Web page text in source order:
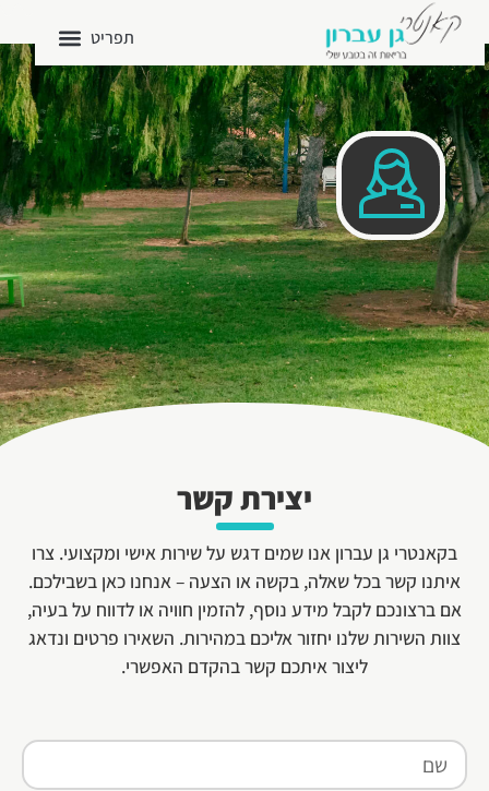
יצירת קשר
בקאנטרי גן עברון אנו שמים דגש על שירות אישי ומקצועי. צרו
איתנו קשר בכל שאלה, בקשה או הצעה – אנחנו כאן בשבילכם.
אם ברצונכם לקבל מידע נוסף, להזמין חוויה או לדווח על בעיה,
צוות השירות שלנו יחזור אליכם במהירות. השאירו פרטים ונדאג
ליצור איתכם קשר בהקדם האפשרי.